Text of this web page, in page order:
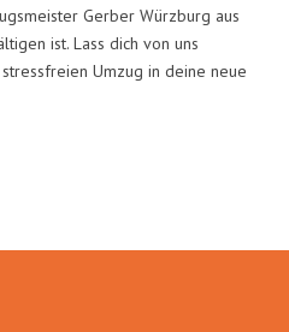
Gerber Würzburg aus
ist. Lass dich von uns
Umzug in deine neue